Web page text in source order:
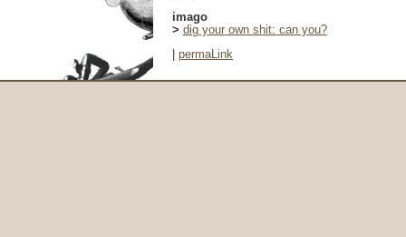
imago
> dig your own shit: can you?
permaLink